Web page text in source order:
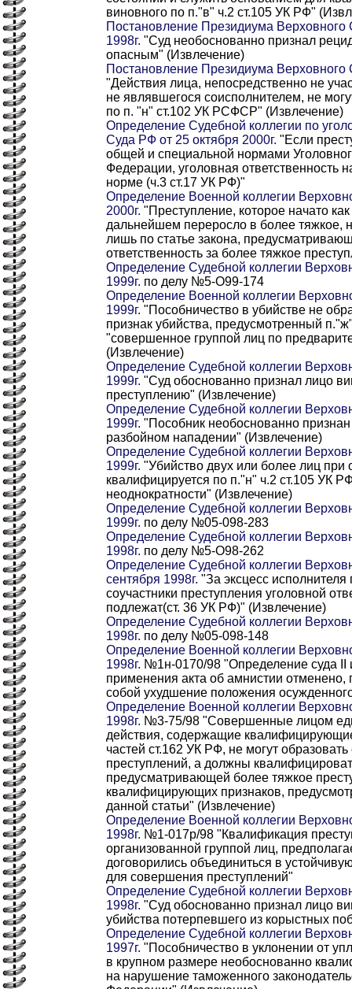
виновного по п."в" ч.2 ст.105 УК РФ"
Постановление Президиума Верховного
1998г. "Суд необоснованно признал
опасным" (Извлечение)
Постановление Президиума Верховного
"Действия лица, непосредственно не
не являвшегося соисполнителем, не
по п. "н" ст.102 УК РСФСР" (Извлечение)
Определение Судебной коллегии по
Суда РФ от 25 октября 2000г. "Если
общей и специальной нормами
Федерации, уголовная ответственность
норме (ч.3 ст.17 УК РФ)"
Определение Военной коллегии
2000г. "Преступление, которое начато
дальнейшем переросло в более тяжкое,
лишь по статье закона,
ответственность за более тяжкое
Определение Судебной коллегии
1999г. по делу №5-O99-174
Определение Военной коллегии
1999г. "Пособничество в убийстве не
признак убийства, предусмотренный
"совершенное группой лиц по
(Извлечение)
Определение Судебной коллегии
1999г. "Суд обоснованно признал лицо
преступлению" (Извлечение)
Определение Судебной коллегии
1999г. "Пособник необоснованно
разбойном нападении" (Извлечение)
Определение Судебной коллегии
1999г. "Убийство двух или более лиц при
квалифицируется по п."н" ч.2 ст.105 УК
неоднократности" (Извлечение)
Определение Судебной коллегии
1999г. по делу №05-098-283
Определение Судебной коллегии
1998г. по делу №5-O98-262
Определение Судебной коллегии
сентября 1998г. "За эксцесс исполнителя
соучастники преступления уголовной
подлежат(ст. 36 УК РФ)" (Извлечение)
Определение Судебной коллегии
1998г. по делу №05-098-148
Определение Военной коллегии
1998г. №1н-0170/98 "Определение суда II
применения акта об амнистии отменено,
собой ухудшение положения
Определение Военной коллегии
1998г. №3-75/98 "Совершенные лицом
действия, содержащие
частей ст.162 УК РФ, не могут образовать
преступлений, а должны
предусматривающей более тяжкое
квалифицирующих признаков,
данной статьи" (Извлечение)
Определение Военной коллегии
1998г. №1-017р/98 "Квалификация
организованной группой лиц,
договорились объединиться в
для совершения преступлений"
Определение Судебной коллегии
1998г. "Суд обоснованно признал лицо
убийства потерпевшего из корыстных
Определение Судебной коллегии
1997г. "Пособничество в уклонении от
в крупном размере необоснованно
на нарушение таможенного